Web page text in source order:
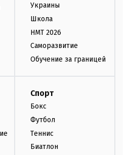
Украины
Школа
НМТ 2026
Саморазвитие
Обучение за границей
Спорт
Бокс
Футбол
Теннис
Биатлон